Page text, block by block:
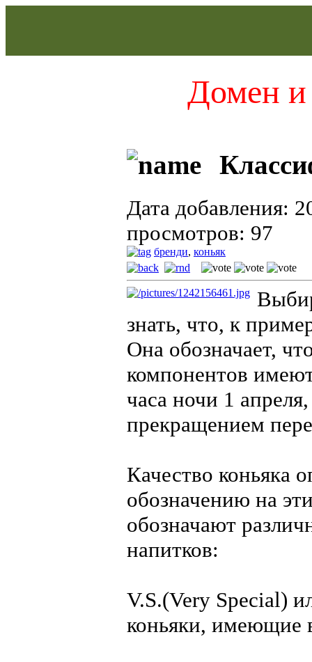
Домен и
Дата добавления:
просмотров: 97
бренди, коньяк
знать, что, к
Она обозначает,
компонентов
часа ночи 1
прекращением
Качество коньяка
обозначению на
обозначают
напитков:
V.S.(Very Special)
коньяки, имеющие